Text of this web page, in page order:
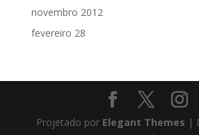
novembro 2012
fevereiro 28
Projetado por Elegant Themes |